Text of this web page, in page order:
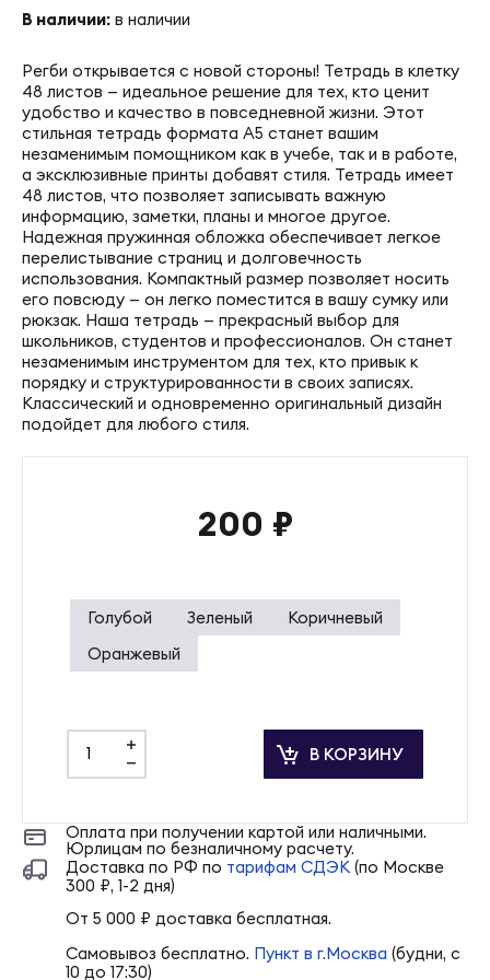
В наличии: в наличии
Регби открывается с новой стороны! Тетрадь в клетку
48 листов — идеальное решение для тех, кто ценит
удобство и качество в повседневной жизни. Этот
стильная тетрадь формата А5 станет вашим
незаменимым помощником как в учебе, так и в работе,
а эксклюзивные принты добавят стиля. Тетрадь имеет
48 листов, что позволяет записывать важную
информацию, заметки, планы и многое другое.
Надежная пружинная обложка обеспечивает легкое
перелистывание страниц и долговечность
использования. Компактный размер позволяет носить
его повсюду — он легко поместится в вашу сумку или
рюкзак. Наша тетрадь — прекрасный выбор для
школьников, студентов и профессионалов. Он станет
незаменимым инструментом для тех, кто привык к
порядку и структурированности в своих записях.
Классический и одновременно оригинальный дизайн
подойдет для любого стиля.
200 ₽
Голубой Зеленый
Коричневый
Оранжевый
+
-
В КОРЗИНУ
Оплата при получении картой или наличными.
Юрлицам по безналичному расчету.
Доставка по РФ по тарифам СДЭК(по Москве
300 ₽, 1-2 дня)
От 5 000 ₽ доставка бесплатная.
Самовывоз бесплатно. Пункт в г.Москва (будни, с
10 до 17:30)